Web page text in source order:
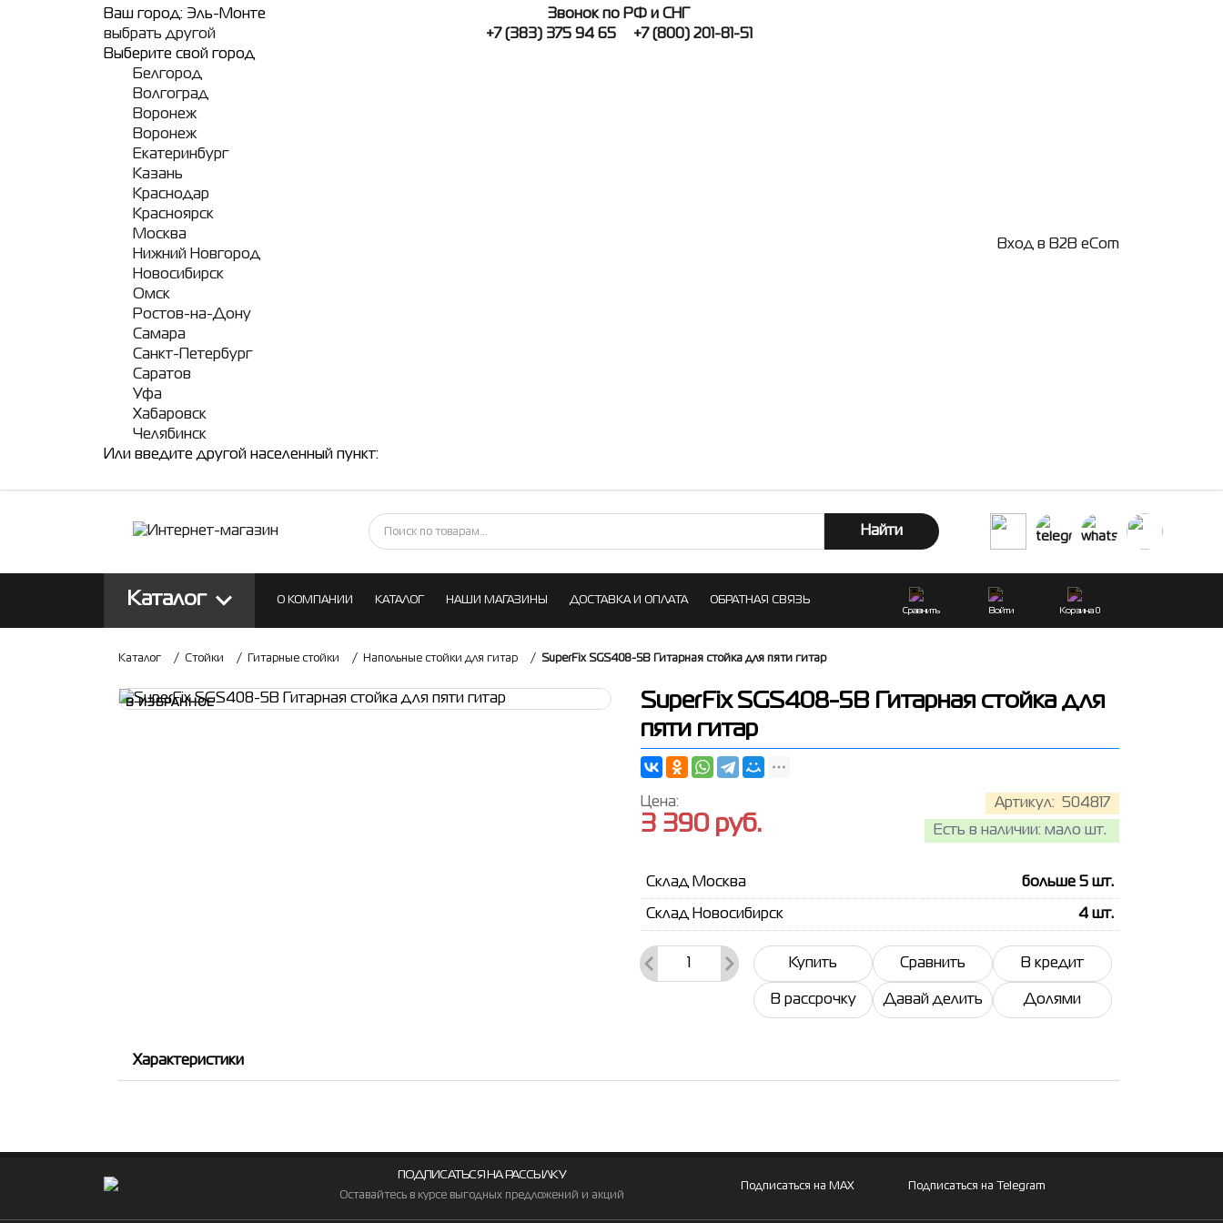
Ваш город: Эль-Монте
выбрать другой
Выберите свой город
Белгород
Волгоград
Воронеж
Воронеж
Екатеринбург
Казань
Краснодар
Красноярск
Москва
Нижний Новгород
Новосибирск
Омск
Ростов-на-Дону
Самара
Санкт-Петербург
Саратов
Уфа
Хабаровск
Челябинск
Или введите другой населенный пункт:
Звонок по РФ и СНГ
+7 (383) 375 94 65
+7 (800) 201-81-51
Вход в B2B eCom
Найти
Каталог О КОМПАНИИ КАТАЛОГ НАШИ МАГАЗИНЫ ДОСТАВКА И ОПЛАТА ОБРАТНАЯ СВЯЗЬ
КОНТАКТЫ БЛОГ
Сравнить Войти Корзина 0
Каталог / Стойки / Гитарные стойки / Напольные стойки для гитар / SuperFix SGS408-5B Гитарная стойка для пяти гитар
В ИЗБРАННОЕ
SuperFix SGS408-5B Гитарная стойка для
пяти гитар
Артикул: 504817
Есть в наличии: мало шт.
Цена:
3 390 руб.
Склад Москва больше 5 шт.
Склад Новосибирск 4 шт.
Купить Сравнить В кредит
В рассрочку Давай делить Долями
Характеристики
ПОДПИСАТЬСЯ НА РАССЫЛКУ
Оставайтесь в курсе выгодных предложений и акций
Подписаться на MAX Подписаться на Telegram